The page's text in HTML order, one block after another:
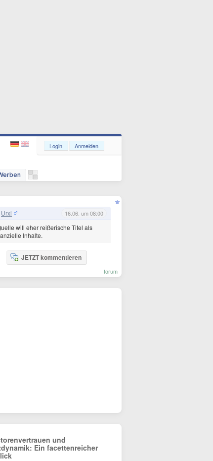
Login Anmelden
Urxl 16.06. um 08:00
will eher reißerische Titel als
Inhalte.
JETZT kommentieren
forum
und
Ein facettenreicher